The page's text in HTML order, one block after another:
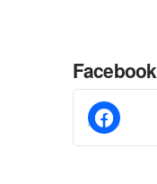
Facebook
facebook